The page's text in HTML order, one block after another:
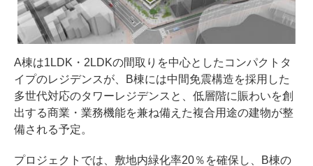
A棟は1LDK・2LDKの間取りを中心としたコンパクトタ
イプのレジデンスが、B棟には中間免震構造を採用した
多世代対応のタワーレジデンスと、低層階に賑わいを創
出する商業・業務機能を兼ね備えた複合用途の建物が整
備される予定。
プロジェクトでは、敷地内緑化率20％を確保し、B棟の